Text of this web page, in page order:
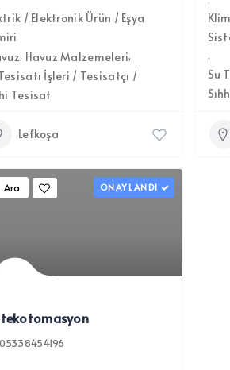
/ Elektronik Ürün / Eşya
Havuz Malzemeleri
İşleri / Tesisatçı /
Tesisat
Lefkoşa
Su
Ara ONAYLANDI
05338454196